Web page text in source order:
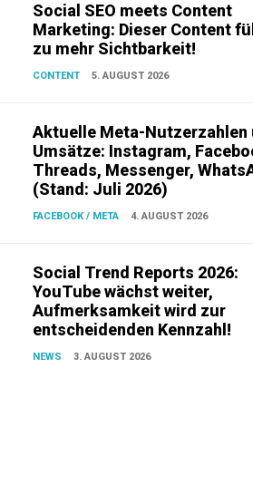
Social SEO meets Content
Marketing: Dieser Content
zu mehr Sichtbarkeit!
CONTENT 5. AUGUST 2026
Aktuelle Meta-Nutzerzahlen
Umsätze: Instagram,
Threads, Messenger,
(Stand: Juli 2026)
FACEBOOK / META 4. AUGUST 2026
Social Trend Reports 2026:
YouTube wächst weiter,
Aufmerksamkeit wird zur
entscheidenden Kennzahl!
NEWS 3. AUGUST 2026